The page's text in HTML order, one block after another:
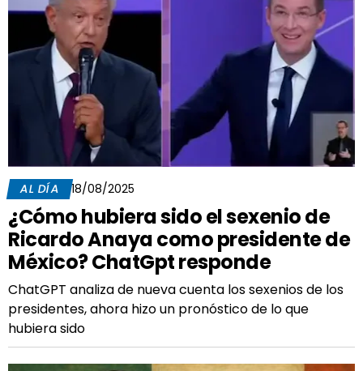
AL DÍA 18/08/2025
¿Cómo hubiera sido el sexenio de
Ricardo Anaya como presidente de
México? ChatGpt responde
ChatGPT analiza de nueva cuenta los sexenios de los
presidentes, ahora hizo un pronóstico de lo que
hubiera sido